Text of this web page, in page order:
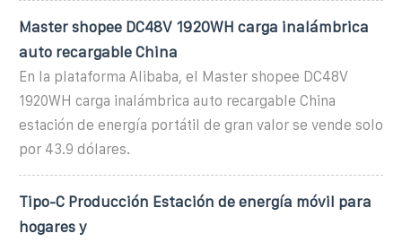
Master shopee DC48V 1920WH carga inalámbrica
auto recargable China
En la plataforma Alibaba, el Master shopee DC48V
1920WH carga inalámbrica auto recargable China
estación de energía portátil de gran valor se vende solo
por 43.9 dólares.
Tipo-C Producción Estación de energía móvil para
hogares y